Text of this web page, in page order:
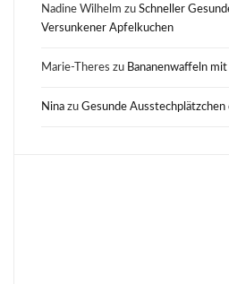
Nadine Wilhelm zuSchneller
Versunkener Apfelkuchen
Marie-Theres zu Bananenwaffeln
Nina zuGesunde Ausstechplätzchen